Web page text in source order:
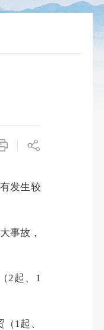
发生较
事故，
2起、 1
（1起、